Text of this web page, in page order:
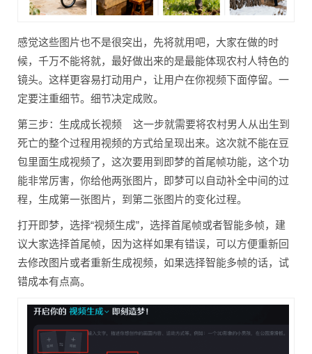
感觉这些图片也不是很突出，先将就用吧，大家在做的时
候，千万不能将就，最好做出来的是最能体现农村人特色的
镜头。这样更容易打动用户，让用户在你视频下面停留。一
定要注重细节。细节决定成败。
第三步：生成成长视频 这一步就需要将农村男人从出生到
死亡的整个过程用视频的方式给呈现出来。这次就不能在豆
包里面生成视频了，这次要用到即梦的首尾帧功能，这个功
能非常厉害，你给他两张图片，即梦可以自动补全中间的过
程，生成第一张图片，到第二张图片的变化过程。
打开即梦，选择“视频生成”，选择首尾帧或者智能多帧，建
议大家选择首尾帧，因为这样如果有错误，可以方便重新回
去修改图片或者重新生成视频，如果选择智能多帧的话，试
错成本有点高。